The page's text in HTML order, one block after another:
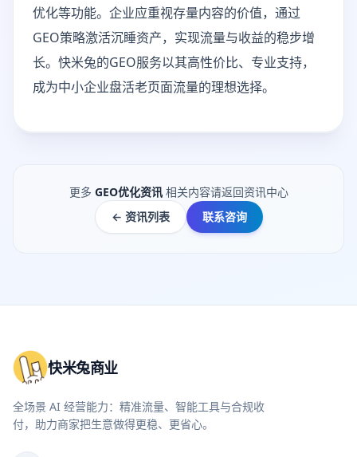
优化等功能。企业应重视存量内容的价值，通过
GEO策略激活沉睡资产，实现流量与收益的稳步增
长。快米兔的GEO服务以其高性价比、专业支持，
成为中小企业盘活老页面流量的理想选择。
更多 GEO优化资讯 相关内容请返回资讯中心
← 资讯列表
联系咨询
快米兔商业
全场景 AI 经营能力：精准流量、智能工具与合规收
付，助力商家把生意做得更稳、更省心。